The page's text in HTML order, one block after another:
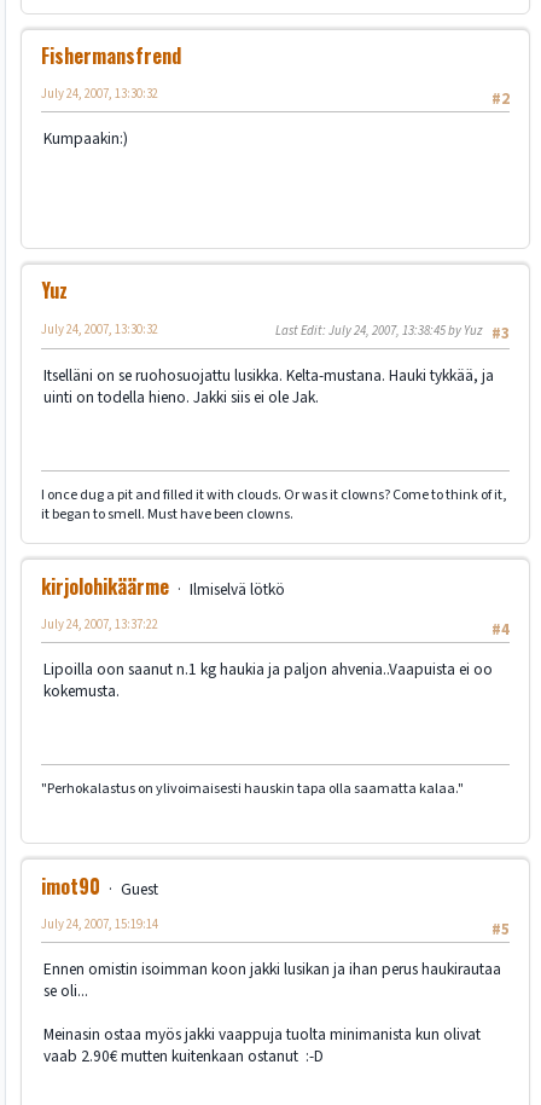
Fishermansfrend
#2
July 24, 2007, 13:30:32
Kumpaakin:)
Yuz
#3
July 24, 2007, 13:30:32 Last Edit: July 24, 2007, 13:38:45 by Yuz
Itselläni on se ruohosuojattu lusikka. Kelta-mustana. Hauki tykkää, ja
uinti on todella hieno. Jakki siis ei ole Jak.
I once dug a pit and filled it with clouds. Or was it clowns? Come to think of it,
it began to smell. Must have been clowns.
kirjolohikäärme
Ilmiselvä lötkö
#4
July 24, 2007, 13:37:22
Lipoilla oon saanut n.1 kg haukia ja paljon ahvenia..Vaapuista ei oo
kokemusta.
"Perhokalastus on ylivoimaisesti hauskin tapa olla saamatta kalaa."
imot90
Guest
#5
July 24, 2007, 15:19:14
Ennen omistin isoimman koon jakki lusikan ja ihan perus haukirautaa
se oli...
Meinasin ostaa myös jakki vaappuja tuolta minimanista kun olivat
vaab 2.90€ mutten kuitenkaan ostanut :-D